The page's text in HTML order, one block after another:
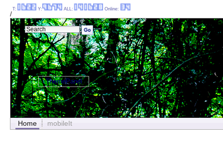
/
Home mobileIt
T: Y: ALL: Online:
ThemePanel